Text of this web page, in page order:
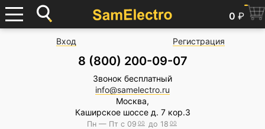
0 ₽
Вход Регистрация
8 (800) 200-09-07
Звонок бесплатный
info@samelectro.ru
Москва,
Каширское шоссе д. 7 кор.3
Пн — Пт с 09 00 до 18 00